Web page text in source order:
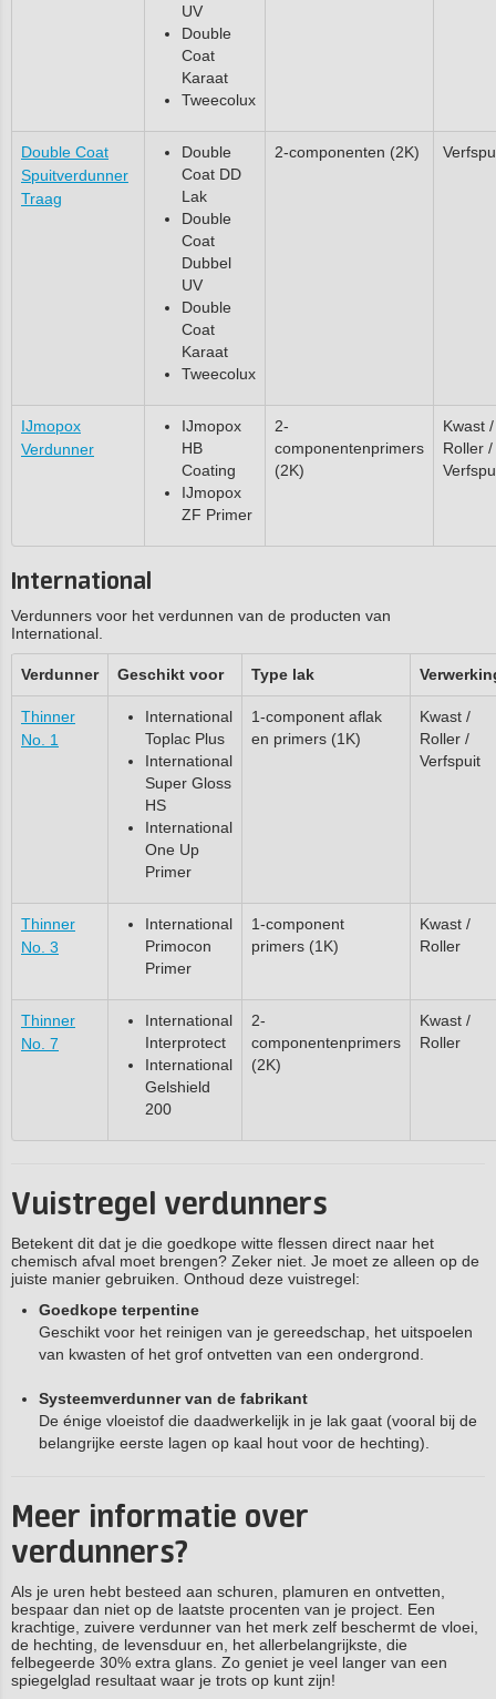
UV
Double
Coat
Karaat
Tweecolux
Double Coat
Spuitverdunner
Traag
Double
Coat DD
Lak
Double
Coat
Dubbel
UV
Double
Coat
Karaat
Tweecolux
2-componenten (2K)
IJmopox
Verdunner
IJmopox
HB
Coating
IJmopox
ZF Primer
2-
componentenprimers
(2K)
Kwast /
Roller /
International
Verdunners voor het verdunnen van de producten van
International.
Verdunner Geschikt voor Type lak
Thinner
No. 1
International
Toplac Plus
International
Super Gloss
HS
International
One Up
Primer
1-component aflak
en primers (1K)
Kwast /
Roller /
Verfspuit
Thinner
No. 3
International
Primocon
Primer
1-component
primers (1K)
Kwast /
Roller
Thinner
No. 7
International
Interprotect
International
Gelshield
200
2-
componentenprimers
(2K)
Kwast /
Roller
Vuistregel verdunners
Betekent dit dat je die goedkope witte flessen direct naar het
chemisch afval moet brengen? Zeker niet. Je moet ze alleen op de
juiste manier gebruiken. Onthoud deze vuistregel:
Goedkope terpentine
Geschikt voor het reinigen van je gereedschap, het uitspoelen
van kwasten of het grof ontvetten van een ondergrond.
Systeemverdunner van de fabrikant
De énige vloeistof die daadwerkelijk in je lak gaat (vooral bij de
belangrijke eerste lagen op kaal hout voor de hechting).
Meer informatie over
verdunners?
Als je uren hebt besteed aan schuren, plamuren en ontvetten,
bespaar dan niet op de laatste procenten van je project. Een
krachtige, zuivere verdunner van het merk zelf beschermt de vloei,
de hechting, de levensduur en, het allerbelangrijkste, die
felbegeerde 30% extra glans. Zo geniet je veel langer van een
spiegelglad resultaat waar je trots op kunt zijn!